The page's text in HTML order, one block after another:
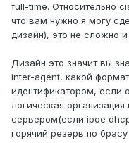
full-time. Относительно
что вам нужно я могу
дизайн), это не сложно
Дизайн это значит вы
inter-agent, какой
идентификатором, если
логическая
сервером(если ipoe
горячий резерв по